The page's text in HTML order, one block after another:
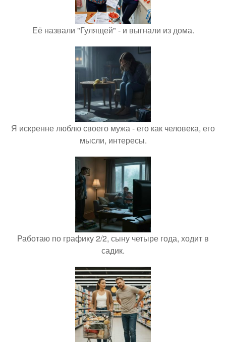
Её назвали "Гулящей" - и выгнали из дома.
Я искренне люблю своего мужа - его как человека, его
мысли, интересы.
Работаю по графику 2/2, сыну четыре года, ходит в
садик.